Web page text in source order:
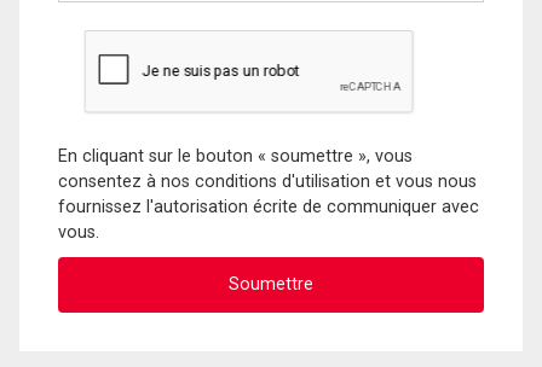
En cliquant sur le bouton « soumettre », vous
consentez à nos conditions d'utilisation et vous nous
fournissez l'autorisation écrite de communiquer avec
vous.